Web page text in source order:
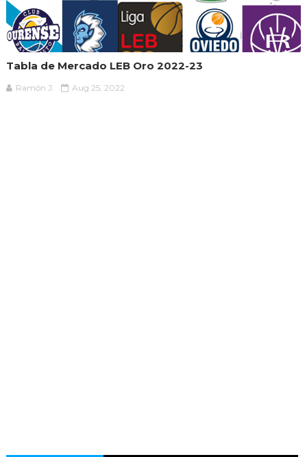
Tabla de Mercado LEB Oro 2022-23
Ramón J. Aug 25, 2022